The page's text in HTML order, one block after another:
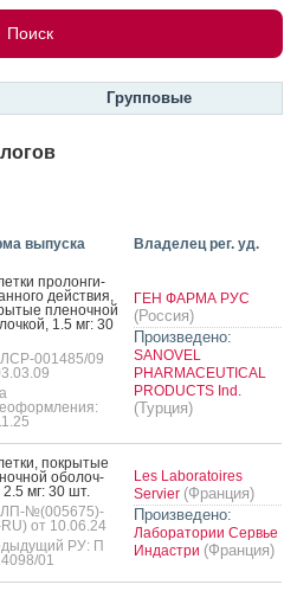
Групповые
выпуска Владелец рег. уд.
про­лон­ги­
дей­ствия,
пле­ноч­ной
1.5 мг: 30
001485/09
ГЕН ФАРМА РУС
(Россия)
Произведено:
SANOVEL
PHARMACEUTICAL
PRODUCTS Ind.
(Турция)
пок­ры­тые
обо­лоч­
2.5 мг: 30 шт.
№(005675)-
от 10.06.24
РУ: П
01
Les Laboratoires
Servier (Франция)
Произведено:
Лаборатории Сервье
Индастри (Франция)